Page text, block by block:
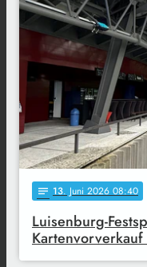
notes 13. Juni 2026 08:40
Luisenburg-